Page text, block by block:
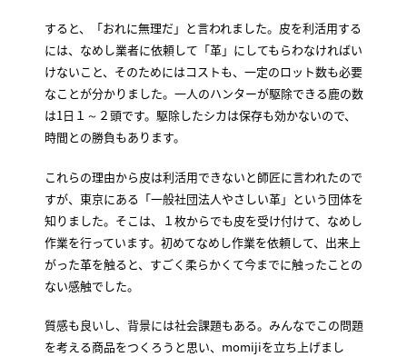
すると、「おれに無理だ」と言われました。皮を利活用する
には、なめし業者に依頼して「革」にしてもらわなければい
けないこと、そのためにはコストも、一定のロット数も必要
なことが分かりました。一人のハンターが駆除できる鹿の数
は1日１～２頭です。駆除したシカは保存も効かないので、
時間との勝負もあります。
これらの理由から皮は利活用できないと師匠に言われたので
すが、東京にある「一般社団法人やさしい革」という団体を
知りました。そこは、１枚からでも皮を受け付けて、なめし
作業を行っています。初めてなめし作業を依頼して、出来上
がった革を触ると、すごく柔らかくて今までに触ったことの
ない感触でした。
質感も良いし、背景には社会課題もある。みんなでこの問題
を考える商品をつくろうと思い、momijiを立ち上げまし